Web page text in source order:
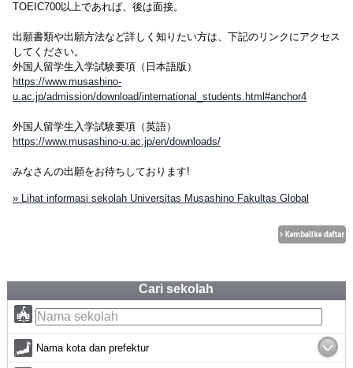
TOEIC700以上であれば、後は面接。
出願書類や出願方法など詳しく知りたい方は、下記のリンクにアクセス
してください。
外国人留学生入学試験要項（日本語版）
https://www.musashino-
u.ac.jp/admission/download/international_students.html#anchor4
外国人留学生入学試験要項（英語）
https://www.musashino-u.ac.jp/en/downloads/
みなさんの出願をお待ちしております!
» Lihat informasi sekolah Universitas Musashino Fakultas Global
Cari sekolah
Nama kota dan prefektur